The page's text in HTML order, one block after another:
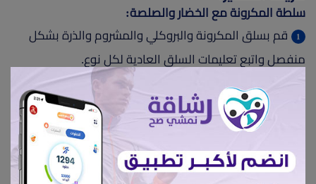
سلطة المكرونة مع الخضار والصلصة:
قم بسلق المكرونة والبروكلي والمشروم والذرة بشكل
منفصل واتبع تعليمات السلق العادية لكل نوع.
بعد غليها واكتمال السلق، قم بتصفيتها جيدًا من الماء
واتركها جانبًا لتبرد.
في وعاء كبير، ضع المكرونة والخضار المسلوقة.
أضف قطع الجبن الشيدر المقطعة إلى مكعبات صغيرة،